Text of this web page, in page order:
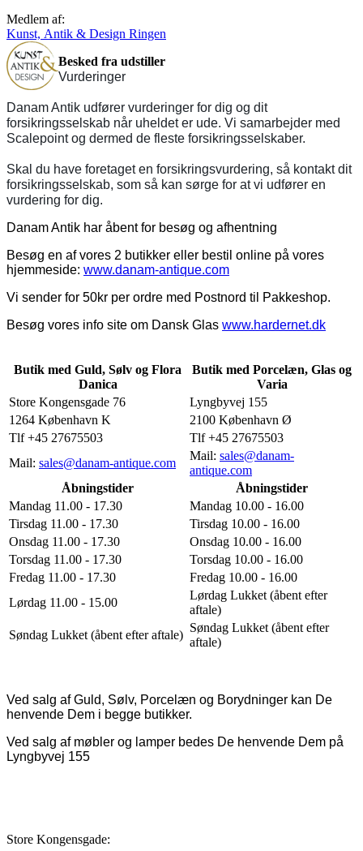
Medlem af:
Kunst, Antik & Design Ringen
Besked fra udstiller
Vurderinger
Danam Antik udfører vurderinger for dig og dit
forsikringsselskab når uheldet er ude. Vi samarbejder med
Scalepoint og dermed de fleste forsikringsselskaber.
Skal du have foretaget en forsikringsvurdering, så kontakt dit
forsikringsselskab, som så kan sørge for at vi udfører en
vurdering for dig.
Danam Antik har åbent for besøg og afhentning
Besøg en af vores 2 butikker eller bestil online på vores
hjemmeside: www.danam-antique.com
Vi sender for 50kr per ordre med Postnord til Pakkeshop.
Besøg vores info site om Dansk Glas www.hardernet.dk
Butik med Guld, Sølv og Flora
Danica
Butik med Porcelæn, Glas og
Varia
Store Kongensgade 76
Lyngbyvej 155
1264 København K
2100 København Ø
Tlf +45 27675503
Tlf +45 27675503
Mail: sales@danam-antique.com
Mail: sales@danam-
antique.com
Åbningstider
Åbningstider
Mandag 11.00 - 17.30
Mandag 10.00 - 16.00
Tirsdag 11.00 - 17.30
Tirsdag 10.00 - 16.00
Onsdag 11.00 - 17.30
Onsdag 10.00 - 16.00
Torsdag 11.00 - 17.30
Torsdag 10.00 - 16.00
Fredag 11.00 - 17.30
Fredag 10.00 - 16.00
Lørdag 11.00 - 15.00
Lørdag Lukket (åbent efter
aftale)
Søndag Lukket (åbent efter aftale)
Søndag Lukket (åbent efter
aftale)
Ved salg af Guld, Sølv, Porcelæn og Borydninger kan De
henvende Dem i begge butikker.
Ved salg af møbler og lamper bedes De henvende Dem på
Lyngbyvej 155
Store Kongensgade: